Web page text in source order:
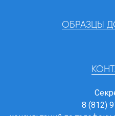
ОБРАЗЦЫ
8 (812)